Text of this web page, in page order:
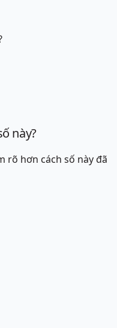
này?
rõ hơn cách số này đã